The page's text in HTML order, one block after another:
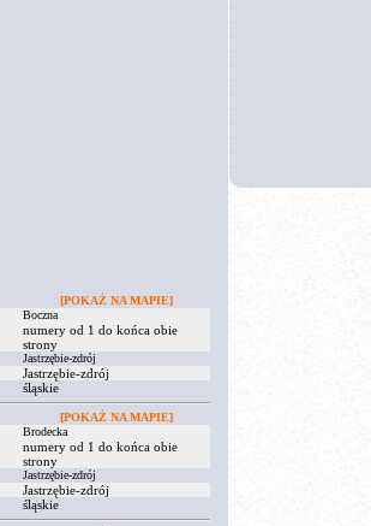
[POKAŻ NA MAPIE]
Boczna
numery od 1 do końca obie
strony
Jastrzębie-zdrój
Jastrzębie-zdrój
śląskie
[POKAŻ NA MAPIE]
Brodecka
numery od 1 do końca obie
strony
Jastrzębie-zdrój
Jastrzębie-zdrój
śląskie